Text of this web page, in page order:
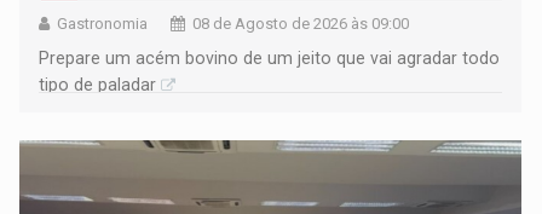
Gastronomia 08 de Agosto de 2026 às 09:00
Prepare um acém bovino de um jeito que vai agradar todo
tipo de paladar